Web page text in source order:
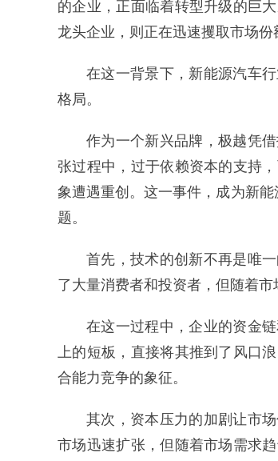
的企业，正面临着转型升级的巨
龙头企业，则正在迅速攫取市场份
在这一背景下，新能源汽车
格局。
作为一个新兴品牌，极越凭
张过程中，过于依赖资本的支持
象遭遇重创。这一事件，成为新
题。
首先，技术的创新不再是唯
了大量消费者和投资者，但随着
在这一过程中，企业的资金
上的短板，直接将其推到了风口
合能力竞争的象征。
其次，资本压力的加剧让市
市场迅速扩张，但随着市场需求